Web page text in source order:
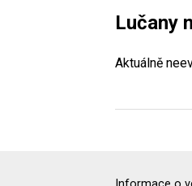
Lučany
Aktuálně